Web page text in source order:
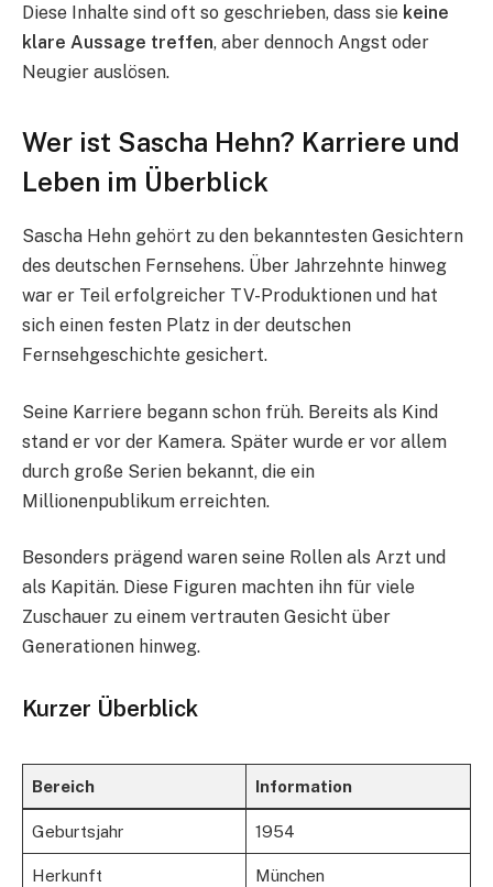
Diese Inhalte sind oft so geschrieben, dass sie keine
klare Aussage treffen, aber dennoch Angst oder
Neugier auslösen.
Wer ist Sascha Hehn? Karriere und
Leben im Überblick
Sascha Hehn gehört zu den bekanntesten Gesichtern
des deutschen Fernsehens. Über Jahrzehnte hinweg
war er Teil erfolgreicher TV-Produktionen und hat
sich einen festen Platz in der deutschen
Fernsehgeschichte gesichert.
Seine Karriere begann schon früh. Bereits als Kind
stand er vor der Kamera. Später wurde er vor allem
durch große Serien bekannt, die ein
Millionenpublikum erreichten.
Besonders prägend waren seine Rollen als Arzt und
als Kapitän. Diese Figuren machten ihn für viele
Zuschauer zu einem vertrauten Gesicht über
Generationen hinweg.
Kurzer Überblick
Bereich Information
Geburtsjahr 1954
Herkunft München